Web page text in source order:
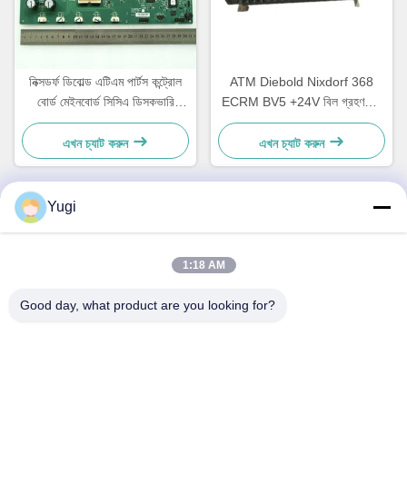
নিক্সডর্ফ ডিবোল্ড এটিএম পার্টস কন্ট্রোল
বোর্ড মেইনবোর্ড সিসিএ ডিসকভারি
49242480000B
এখন চ্যাট করুন
ATM Diebold Nixdorf 368
ECRM BV5 +24V বিল গ্রহণকারী
বৈধকরণ যন্ত্রাংশ 49238415000A
এখন চ্যাট করুন
রুম ৫০২, বিল্ডিং ৫, কাইড রিয়েল এস্টেট পার্ক, নং ২-১, Xingye EastRoad,
Yugi
1:18 AM
Good day, what product are you looking for?